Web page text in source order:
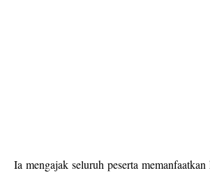
Ia mengajak seluruh peserta memanfaatkan